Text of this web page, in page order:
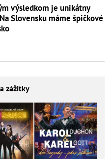
výsledkom je unikátny
Slovensku máme špičkové
zážitky